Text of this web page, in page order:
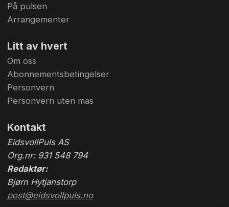
På pulsen
Arrangementer
Litt av hvert
Om oss
Abonnementsbetingelser
Personvern
Personvern uten mas
Kontakt
EidsvollPuls AS
Org.nr: 931 548 794
Redaktør:
Bjørn Hytjanstorp
post@eidsvollpuls.no